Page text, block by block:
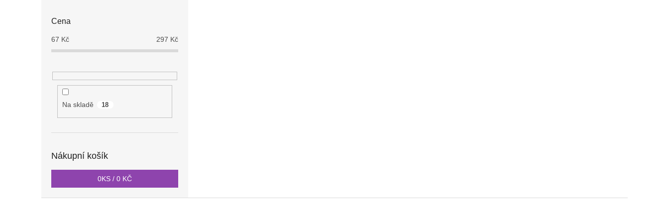
Cena
67 Kč 297 Kč
Na skladě 18
Nákupní košík
0KS / 0 KČ